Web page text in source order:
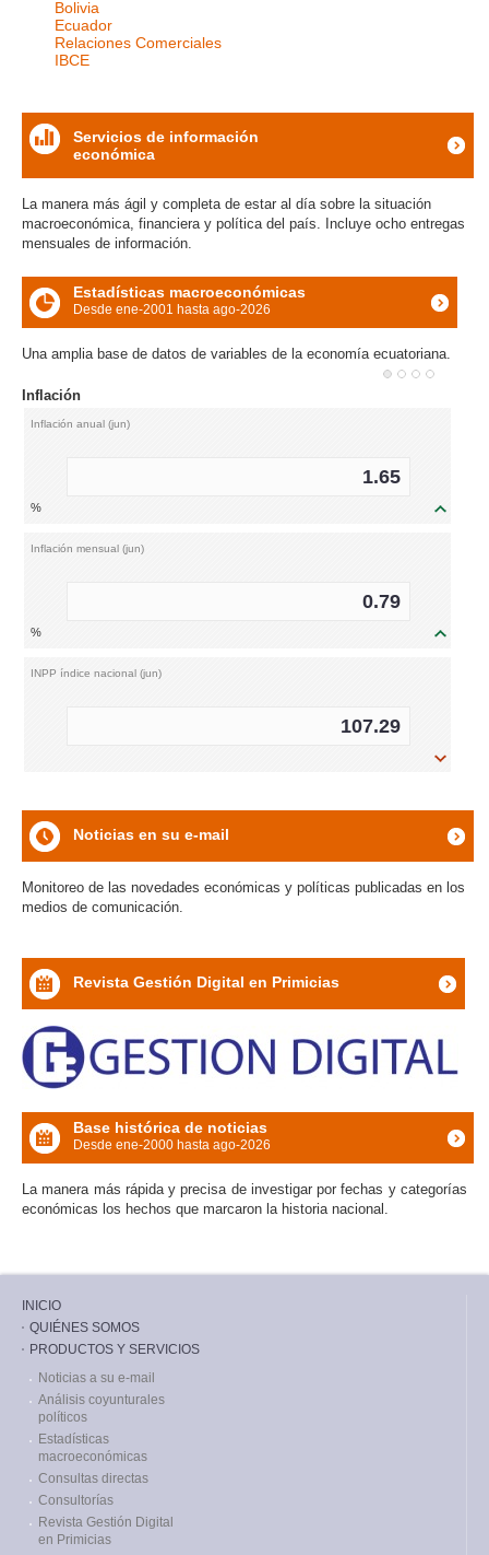
Bolivia
Ecuador
Relaciones Comerciales
IBCE
Servicios de información
económica
La manera más ágil y completa de estar al día sobre la situación
macroeconómica, financiera y política del país. Incluye ocho entregas
mensuales de información.
icon
Estadísticas macroeconómicas
Desde ene-2001 hasta ago-2026
Una amplia base de datos de variables de la economía ecuatoriana.
Inflación
Inflación anual (jun)
1.65
%
Inflación mensual (jun)
0.79
%
INPP índice nacional (jun)
107.29
icon
Noticias en su e-mail
Monitoreo de las novedades económicas y políticas publicadas en los
medios de comunicación.
icon
Revista Gestión Digital en Primicias
icon
Base histórica de noticias
Desde ene-2000 hasta ago-2026
La manera más rápida y precisa de investigar por fechas y categorías
económicas los hechos que marcaron la historia nacional.
INICIO
QUIÉNES SOMOS
PRODUCTOS Y SERVICIOS
Noticias a su e-mail
Análisis coyunturales
políticos
Estadísticas
macroeconómicas
Consultas directas
Consultorías
Revista Gestión Digital
en Primicias